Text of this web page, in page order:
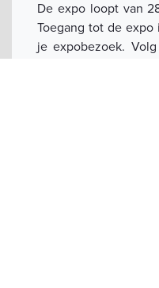
De expo loopt van
Toegang tot de
je expobezoek.